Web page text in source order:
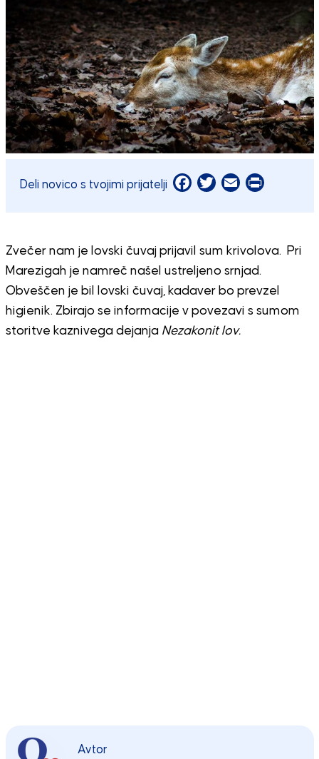
Deli novico s tvojimi prijatelji Facebook
Twitter
EmailPrint
Zvečer nam je lovski čuvaj prijavil sum krivolova. Pri
Marezigah je namreč našel ustreljeno srnjad.
Obveščen je bil lovski čuvaj, kadaver bo prevzel
higienik. Zbirajo se informacije v povezavi s sumom
storitve kaznivega dejanjaNezakonit lov.
Avtor